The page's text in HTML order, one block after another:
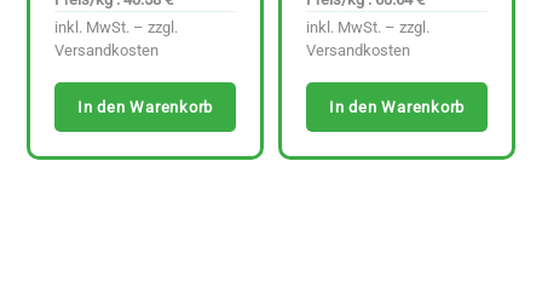
inkl. MwSt. – zzgl.
Versandkosten
In den Warenkorb
inkl. MwSt. – zzgl.
Versandkosten
In den Warenkorb